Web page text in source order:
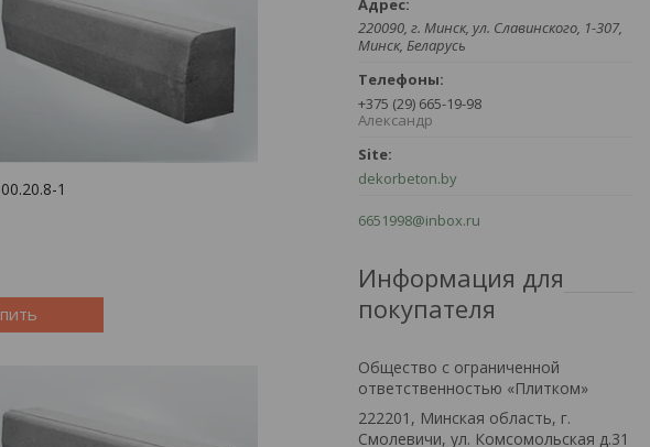
1
220090, г. Минск, ул. Славинского, 1-307,
Минск, Беларусь
+375 (29) 665-19-98
Александр
dekorbeton.by
6651998@inbox.ru
Информация для
покупателя
Общество с ограниченной
ответственностью «Плитком»
222201, Минская область, г.
Смолевичи, ул. Комсомольская д.31